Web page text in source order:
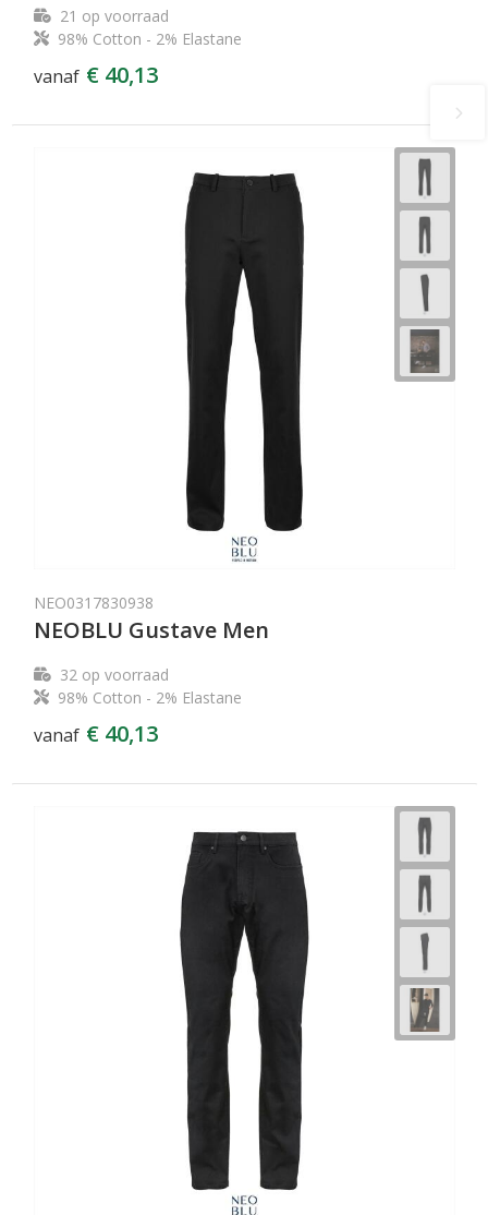
21 op voorraad
98% Cotton - 2% Elastane
vanaf € 40,13
NEO0317830938
NEOBLU Gustave Men
32op voorraad
98% Cotton - 2% Elastane
vanaf € 40,13